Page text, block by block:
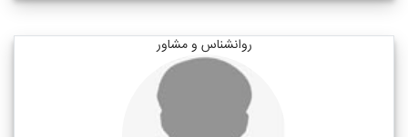
روانشناس و مشاور